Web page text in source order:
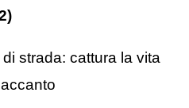
strada: cattura la vita